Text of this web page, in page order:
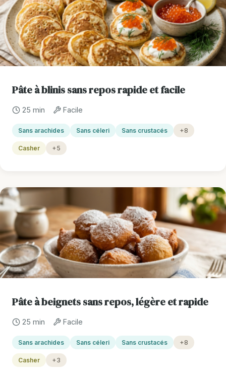
Pâte à blinis sans repos rapide et facile
25 min Facile
Sans arachides Sans céleri Sans crustacés +8
Casher +5
Pâte à beignets sans repos, légère et rapide
25 min Facile
Sans arachides Sans céleri Sans crustacés +8
Casher +3